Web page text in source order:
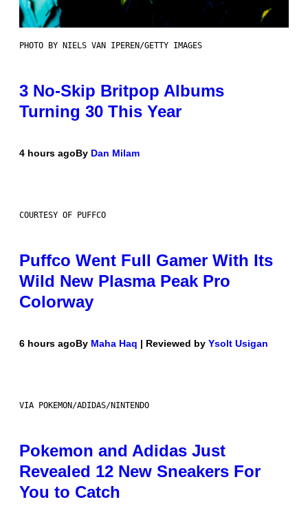
PHOTO BY NIELS VAN IPEREN/GETTY IMAGES
3 No-Skip Britpop Albums
Turning 30 This Year
4 hours agoBy Dan Milam
COURTESY OF PUFFCO
Puffco Went Full Gamer With Its
Wild New Plasma Peak Pro
Colorway
6 hours agoBy Maha Haq | Reviewed by Ysolt Usigan
VIA POKEMON/ADIDAS/NINTENDO
Pokemon and Adidas Just
Revealed 12 New Sneakers For
You to Catch